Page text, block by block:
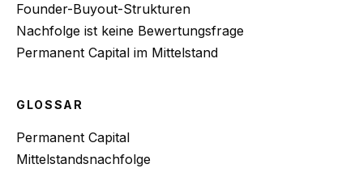
Founder-Buyout-Strukturen
Nachfolge ist keine Bewertungsfrage
Permanent Capital im Mittelstand
GLOSSAR
Permanent Capital
Mittelstandsnachfolge